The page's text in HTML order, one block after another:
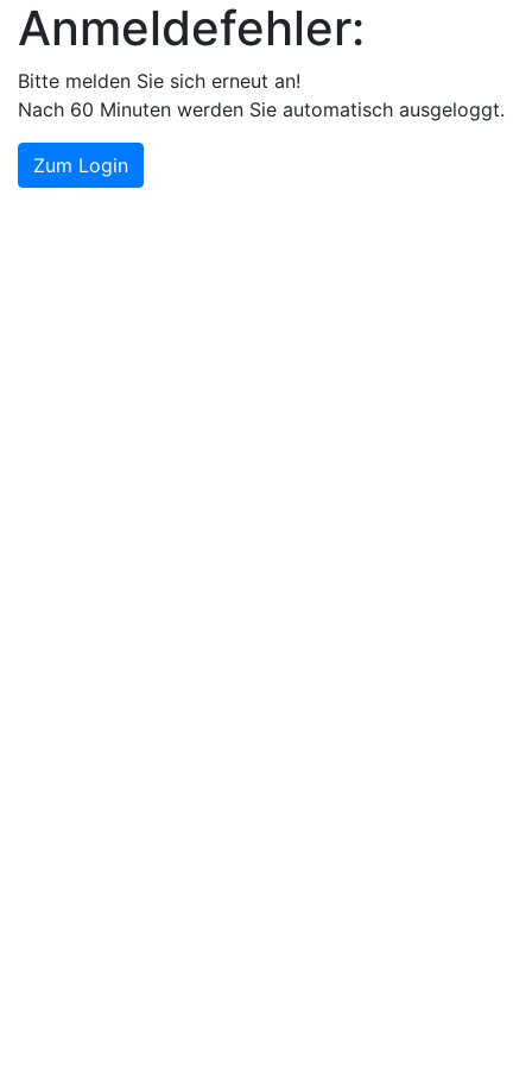
Anmeldefehler:
Bitte melden Sie sich erneut an!
Nach 60 Minuten werden Sie automatisch ausgeloggt.
Zum Login